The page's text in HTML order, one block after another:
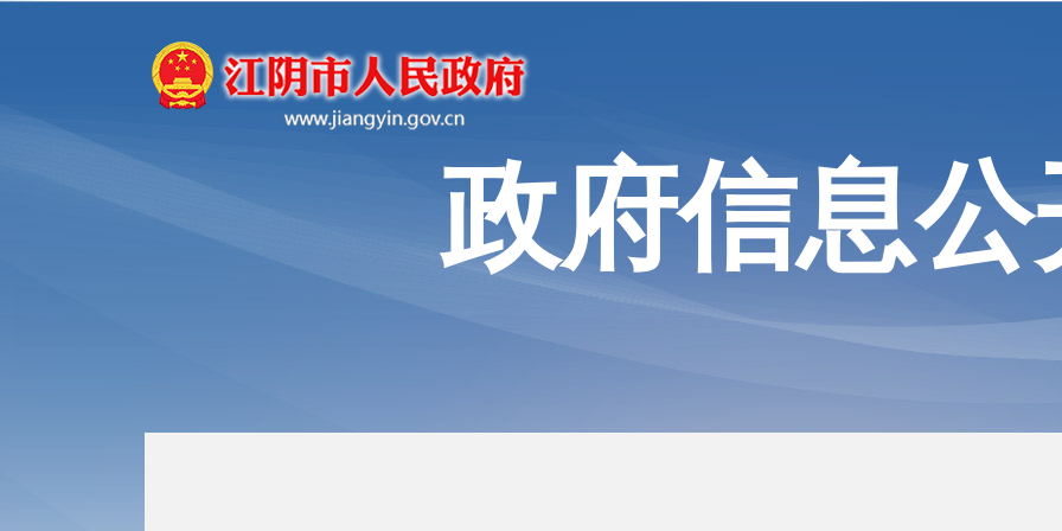
政府信息公